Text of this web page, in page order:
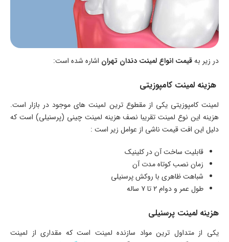
در زیر بهقیمت انواع لمینت دندان تهران اشاره شده است:
هزینه لمینت کامپوزیتی
لمینت کامپوزیتی یکی از مقطوع ترین لمینت های موجود در بازار است.
هزینه این نوع لمینت تقریبا نصف هزینه لمینت چینی (پرسنیلی) است که
دلیل این افت قیمت ناشی از عوامل زیر است :
قابلیت ساخت آن در کلینیک
زمان نصب کوتاه مدت آن
شباهت ظاهری با روکش پرسنیلی
طول عمر و دوام ۲ تا ۷ ساله
هزینه لمینت پرسنیلی
یکی از متداول ترین مواد سازنده لمینت است که مقداری از لمینت